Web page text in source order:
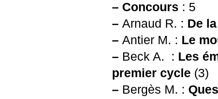
– Concours : 5
– Arnaud R. : De
– Antier M. : Le
– Beck A. : Les
premier cycle (3)
– Bergès M. :